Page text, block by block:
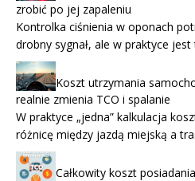
zrobić po jej zapaleniu
Kontrolka ciśnienia w oponach
drobny sygnał, ale w praktyce
Koszt utrzymania
realnie zmienia TCO i spalanie
W praktyce „jedna” kalkulacja
różnicę między jazdą miejską a
Całkowity koszt